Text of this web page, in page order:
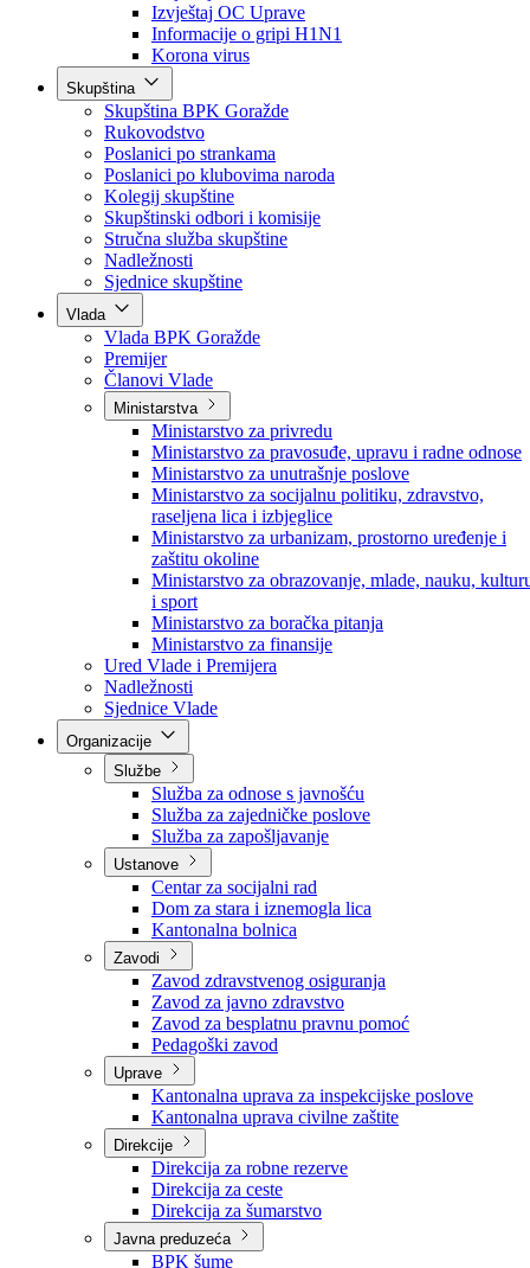
Obavještenja Vlade
Izvještajno prognozna služba Ministarstva privrede
Izvještaj o radu
Izvještaj OC Uprave
Informacije o gripi H1N1
Korona virus
Skupština
Skupština BPK Goražde
Rukovodstvo
Poslanici po strankama
Poslanici po klubovima naroda
Kolegij skupštine
Skupštinski odbori i komisije
Stručna služba skupštine
Nadležnosti
Sjednice skupštine
Vlada
Vlada BPK Goražde
Premijer
Članovi Vlade
Ministarstva
Ministarstvo za privredu
Ministarstvo za pravosuđe, upravu i radne odnose
Ministarstvo za unutrašnje poslove
Ministarstvo za socijalnu politiku, zdravstvo,
raseljena lica i izbjeglice
Ministarstvo za urbanizam, prostorno uređenje i
zaštitu okoline
Ministarstvo za obrazovanje, mlade, nauku,
i sport
Ministarstvo za boračka pitanja
Ministarstvo za finansije
Ured Vlade i Premijera
Nadležnosti
Sjednice Vlade
Službe
Služba za odnose s javnošću
Služba za zajedničke poslove
Služba za zapošljavanje
Ustanove
Centar za socijalni rad
Dom za stara i iznemogla lica
Kantonalna bolnica
Zavodi
Zavod zdravstvenog osiguranja
Zavod za javno zdravstvo
Zavod za besplatnu pravnu pomoć
Pedagoški zavod
Uprave
Kantonalna uprava za inspekcijske poslove
Kantonalna uprava civilne zaštite
Direkcije
Direkcija za robne rezerve
Direkcija za ceste